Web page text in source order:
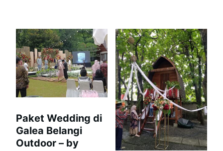
Paket Wedding di
Galea Belangi
Outdoor – by